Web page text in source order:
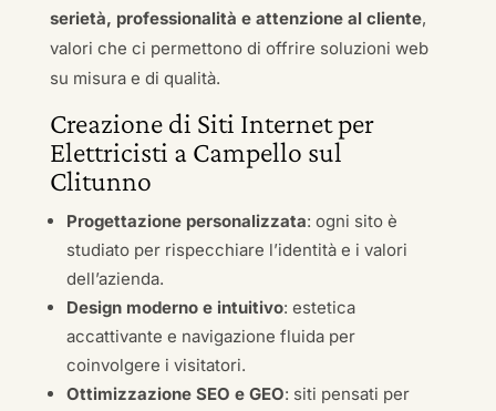
serietà, professionalità e attenzione al cliente,
valori che ci permettono di offrire soluzioni web
su misura e di qualità.
Creazione di Siti Internet per
Elettricisti a Campello sul
Clitunno
Progettazione personalizzata: ogni sito è
studiato per rispecchiare l’identità e i valori
dell’azienda.
Design moderno e intuitivo: estetica
accattivante e navigazione fluida per
coinvolgere i visitatori.
Ottimizzazione SEO e GEO: siti pensati per